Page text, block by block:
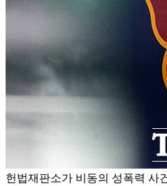
헌법재판소가 비동의 성폭력 사